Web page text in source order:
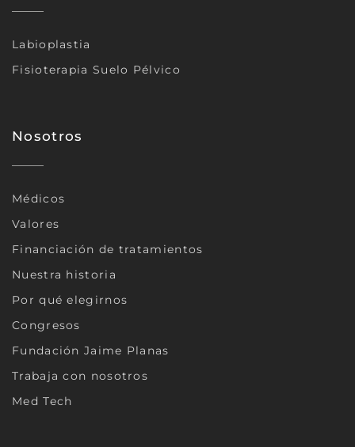
Labioplastia
Fisioterapia Suelo Pélvico
Nosotros
Médicos
Valores
Financiación de tratamientos
Nuestra historia
Por qué elegirnos
Congresos
Fundación Jaime Planas
Trabaja con nosotros
Med Tech